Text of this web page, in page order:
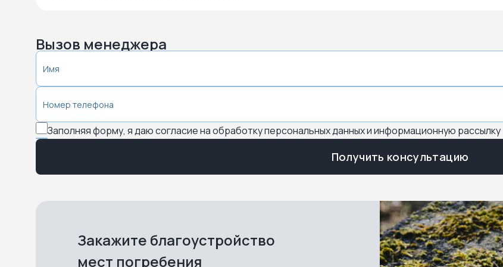
Вызов менеджера
Заполняя форму, я даю согласие на обработку персональных данных и информационную рассылку
Получить консультацию
Закажите благоустройство
мест погребения